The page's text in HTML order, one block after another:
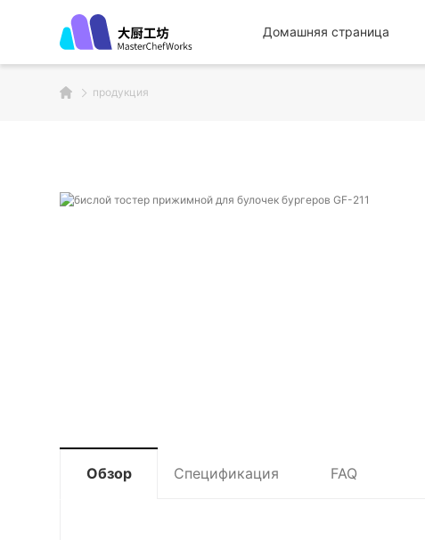
Домашняя страница
продукция
Обзор Спецификация FAQ